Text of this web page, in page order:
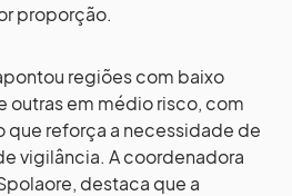
proporção.
regiões com baixo
outras em médio risco, com
que reforça a necessidade de
vigilância. A coordenadora
destaca que a